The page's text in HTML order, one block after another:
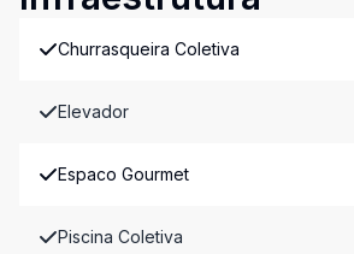
Churrasqueira Coletiva
Elevador
Espaco Gourmet
Piscina Coletiva